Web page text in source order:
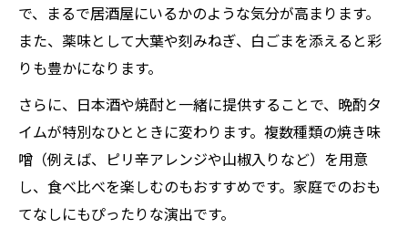
で、まるで居酒屋にいるかのような気分が高まります。
また、薬味として大葉や刻みねぎ、白ごまを添えると彩
りも豊かになります。
さらに、日本酒や焼酎と一緒に提供することで、晩酌タ
イムが特別なひとときに変わります。複数種類の焼き味
噌（例えば、ピリ辛アレンジや山椒入りなど）を用意
し、食べ比べを楽しむのもおすすめです。家庭でのおも
てなしにもぴったりな演出です。